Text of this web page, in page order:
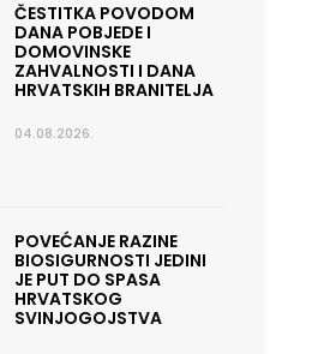
ČESTITKA POVODOM
DANA POBJEDE I
DOMOVINSKE
ZAHVALNOSTI I DANA
HRVATSKIH BRANITELJA
04.08.2026.
POVEĆANJE RAZINE
BIOSIGURNOSTI JEDINI
JE PUT DO SPASA
HRVATSKOG
SVINJOGOJSTVA